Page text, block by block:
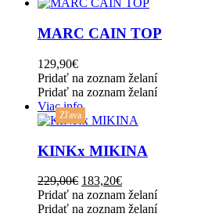
be
chosen
on
product
page
has
multiple
variants.
The
options
may
be
chosen
on
the
page
MARC CAIN TOP
129,90€
Pridať na zoznam želaní
Pridať na zoznam želaní
Viac info
KINKx MIKINA
229,00€ Original
price
was:
183,20€Current
price
is:
Zľava
Pridať na zoznam želaní
Pridať na zoznam želaní